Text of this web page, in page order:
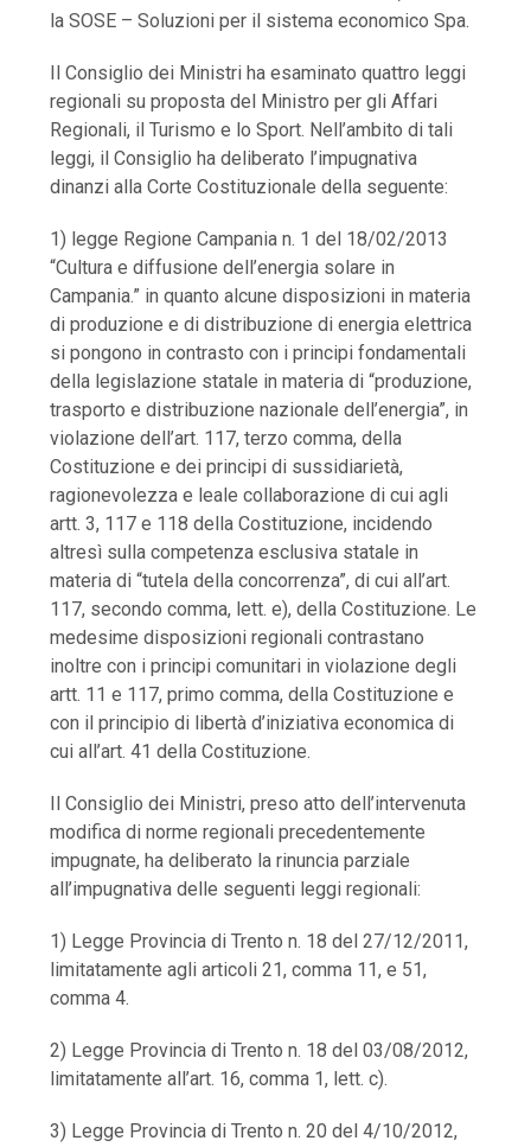
la SOSE – Soluzioni per il sistema economico Spa.
Il Consiglio dei Ministri ha esaminato quattro leggi
regionali su proposta del Ministro per gli Affari
Regionali, il Turismo e lo Sport. Nell’ambito di tali
leggi, il Consiglio ha deliberato l’impugnativa
dinanzi alla Corte Costituzionale della seguente:
1) legge Regione Campania n. 1 del 18/02/2013
“Cultura e diffusione dell’energia solare in
Campania.” in quanto alcune disposizioni in materia
di produzione e di distribuzione di energia elettrica
si pongono in contrasto con i principi fondamentali
della legislazione statale in materia di “produzione,
trasporto e distribuzione nazionale dell’energia”, in
violazione dell’art. 117, terzo comma, della
Costituzione e dei principi di sussidiarietà,
ragionevolezza e leale collaborazione di cui agli
artt. 3, 117 e 118 della Costituzione, incidendo
altresì sulla competenza esclusiva statale in
materia di “tutela della concorrenza”, di cui all’art.
117, secondo comma, lett. e), della Costituzione. Le
medesime disposizioni regionali contrastano
inoltre con i principi comunitari in violazione degli
artt. 11 e 117, primo comma, della Costituzione e
con il principio di libertà d’iniziativa economica di
cui all’art. 41 della Costituzione.
Il Consiglio dei Ministri, preso atto dell’intervenuta
modifica di norme regionali precedentemente
impugnate, ha deliberato la rinuncia parziale
all’impugnativa delle seguenti leggi regionali:
1) Legge Provincia di Trento n. 18 del 27/12/2011,
limitatamente agli articoli 21, comma 11, e 51,
comma 4.
2) Legge Provincia di Trento n. 18 del 03/08/2012,
limitatamente all’art. 16, comma 1, lett. c).
3) Legge Provincia di Trento n. 20 del 4/10/2012,